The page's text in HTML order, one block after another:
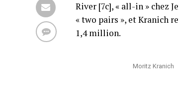
River [7c], « all-in » chez
« two pairs », et Kranich
1,4 million.
Moritz Kranich